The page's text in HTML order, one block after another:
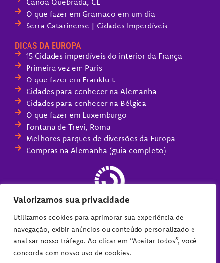
Valorizamos sua privacidade
Utilizamos cookies para aprimorar sua experiência de
navegação, exibir anúncios ou conteúdo personalizado e
analisar nosso tráfego. Ao clicar em “Aceitar todos”, você
concorda com nosso uso de cookies.
O que fazer em Gramado em um dia
Serra Catarinense | Cidades Imperdíveis
DICAS DA EUROPA
15 Cidades imperdíveis do interior da França
Primeira vez em Paris
O que fazer em Frankfurt
Cidades para conhecer na Alemanha
Cidades para conhecer na Bélgica
O que fazer em Luxemburgo
Fontana de Trevi, Roma
Melhores parques de diversões da Europa
Compras na Alemanha (guia completo)